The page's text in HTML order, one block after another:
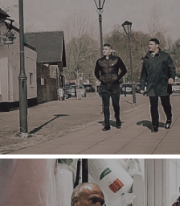
-DIENSTE
EN KLEINHANDEL
EN NUTSDIENSTE